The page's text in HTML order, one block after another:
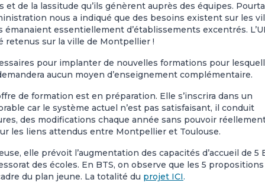
de la lassitude qu’ils génèrent auprès des équipes.
nous a indiqué que des besoins existent sur les
essentiellement d’établissements excentrés.
retenus sur la ville de Montpellier !
pour implanter de nouvelles formations pour
aucun moyen d’enseignement complémentaire.
de formation est en préparation. Elle s’inscrira dans un
car le système actuel n’est pas satisfaisant, il conduit
des modifications chaque année sans pouvoir
les liens attendus entre Montpellier et Toulouse.
elle prévoit l’augmentation des capacités d’accueil de 5
des écoles. En BTS, on observe que les 5 propositions
du plan jeune. La totalité du projet ICI.